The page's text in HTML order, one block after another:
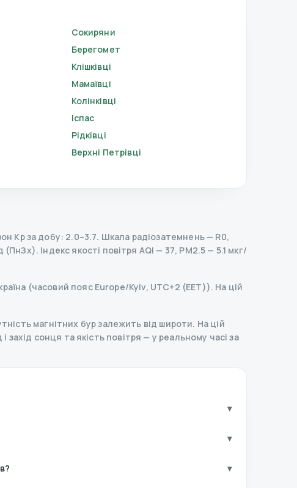
Сокиряни
Берегомет
Клішківці
Мамаївці
Колінківці
Іспас
Рідківці
Верхні Петрівці
Kp за добу: 2.0–3.7. Шкала радіозатемнень— R0,
(ПнЗх). Індекс якості повітря AQI — 37, PM2.5 — 5.1 мкг/
(часовий пояс Europe/Kyiv, UTC+2 (EET)). На цій
магнітних бур залежить від широти. На цій
захід сонця та якість повітря — у реальному часі за
▾
▾
▾